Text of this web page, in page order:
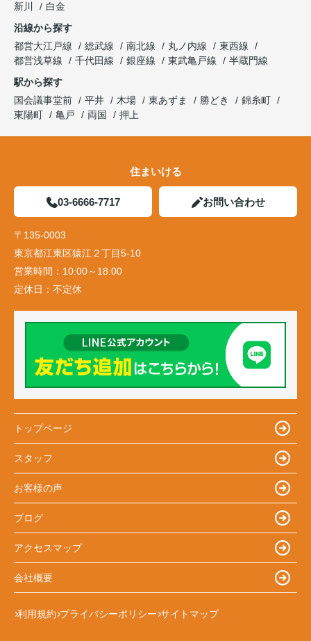
新川
白金
沿線から探す
都営大江戸線
総武線 南北線 丸ノ内線
東西線
都営浅草線
千代田線 銀座線 東武亀戸線
半蔵門線
駅から探す
国会議事堂前
平井 木場 東あずま 勝どき
錦糸町
東陽町
亀戸 両国 押上
住まいける
03-6666-7717 お問い合わせ
〒135-0003
東京都江東区猿江２丁目5-10
営業時間： 10:00～18:00
定休日： 不定休
トップページ
スタッフ
お客様の声
ブログ
アクセスマップ
会社概要
利用規約 プライバシーポリシー サイトマップ